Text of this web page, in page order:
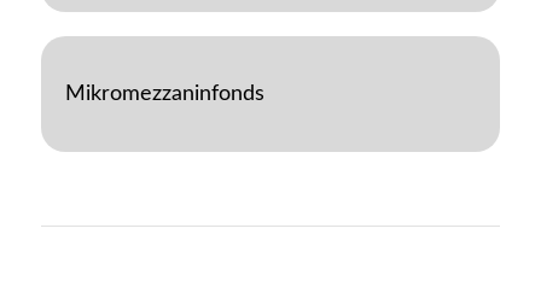
Mikromezzaninfonds